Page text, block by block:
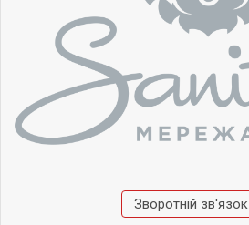
Зворотній зв'язок